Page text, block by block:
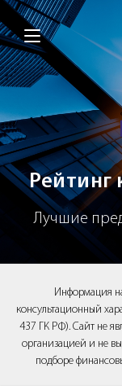
Brokery365
Рейтинг
Лучшие
Информация
консультационный
437 ГК РФ). Сайт не
организацией и не
подборе